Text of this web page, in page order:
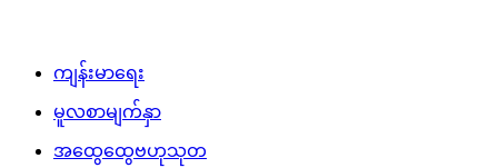
ကျန်းမာရေး
မူလစာမျက်နှာ
အထွေထွေဗဟုသုတ